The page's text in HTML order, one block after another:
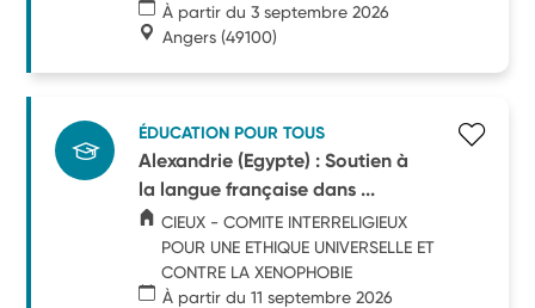
À partir du 3 septembre 2026
Angers (49100)
ÉDUCATION POUR TOUS
Alexandrie (Egypte) : Soutien à
la langue française dans ...
CIEUX - COMITE INTERRELIGIEUX
POUR UNE ETHIQUE UNIVERSELLE ET
CONTRE LA XENOPHOBIE
À partir du 11 septembre 2026